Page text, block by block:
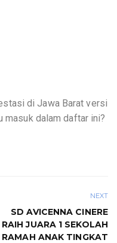
di Jawa Barat versi
masuk dalam daftar ini?
NEXT
SD AVICENNA CINERE
RAIH JUARA 1 SEKOLAH
RAMAH ANAK TINGKAT